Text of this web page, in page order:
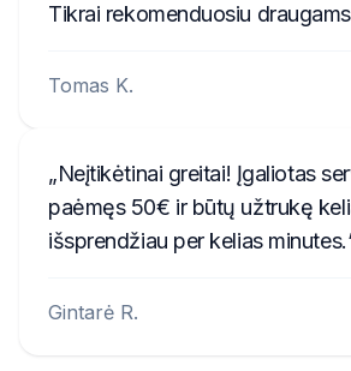
Tikrai rekomenduosiu
Tomas K.
Neįtikėtinai greitai! Įgaliotas
paėmęs 50€ ir būtų užtrukę
išsprendžiau per kelias minutes.
Gintarė R.